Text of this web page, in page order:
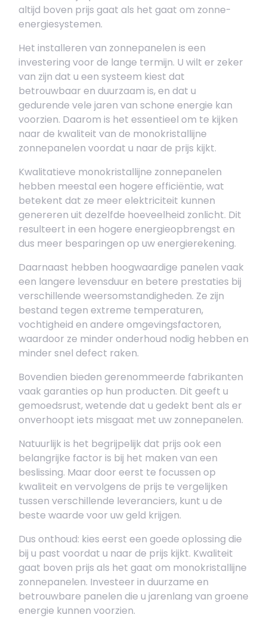
altijd boven prijs gaat als het gaat om zonne-
energiesystemen.
Het installeren van zonnepanelen is een
investering voor de lange termijn. U wilt er zeker
van zijn dat u een systeem kiest dat
betrouwbaar en duurzaam is, en dat u
gedurende vele jaren van schone energie kan
voorzien. Daarom is het essentieel om te kijken
naar de kwaliteit van de monokristallijne
zonnepanelen voordat u naar de prijs kijkt.
Kwalitatieve monokristallijne zonnepanelen
hebben meestal een hogere efficiëntie, wat
betekent dat ze meer elektriciteit kunnen
genereren uit dezelfde hoeveelheid zonlicht. Dit
resulteert in een hogere energieopbrengst en
dus meer besparingen op uw energierekening.
Daarnaast hebben hoogwaardige panelen vaak
een langere levensduur en betere prestaties bij
verschillende weersomstandigheden. Ze zijn
bestand tegen extreme temperaturen,
vochtigheid en andere omgevingsfactoren,
waardoor ze minder onderhoud nodig hebben en
minder snel defect raken.
Bovendien bieden gerenommeerde fabrikanten
vaak garanties op hun producten. Dit geeft u
gemoedsrust, wetende dat u gedekt bent als er
onverhoopt iets misgaat met uw zonnepanelen.
Natuurlijk is het begrijpelijk dat prijs ook een
belangrijke factor is bij het maken van een
beslissing. Maar door eerst te focussen op
kwaliteit en vervolgens de prijs te vergelijken
tussen verschillende leveranciers, kunt u de
beste waarde voor uw geld krijgen.
Dus onthoud: kies eerst een goede oplossing die
bij u past voordat u naar de prijs kijkt. Kwaliteit
gaat boven prijs als het gaat om monokristallijne
zonnepanelen. Investeer in duurzame en
betrouwbare panelen die u jarenlang van groene
energie kunnen voorzien.